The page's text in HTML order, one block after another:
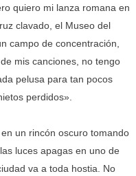
quiero mi lanza romana en
clavado, el Museo del
campo de concentración,
mis canciones, no tengo
pelusa para tan pocos
perdidos».
un rincón oscuro tomando
luces apagas en uno de
va a toda hostia. No